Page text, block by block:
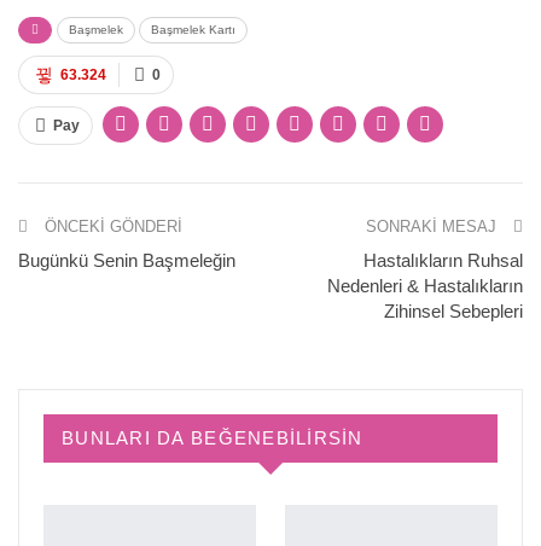
Başmelek Başmelek Kartı
0
63.324
Pay
ÖNCEKI GÖNDERI
Bugünkü Senin Başmeleğin
SONRAKI MESAJ
Hastalıkların Ruhsal
Nedenleri & Hastalıkların
Zihinsel Sebepleri
BUNLARI DA BEĞENEBILIRSIN